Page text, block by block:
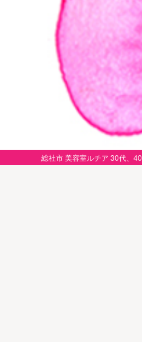
総社市 美容室ルチア 30代、